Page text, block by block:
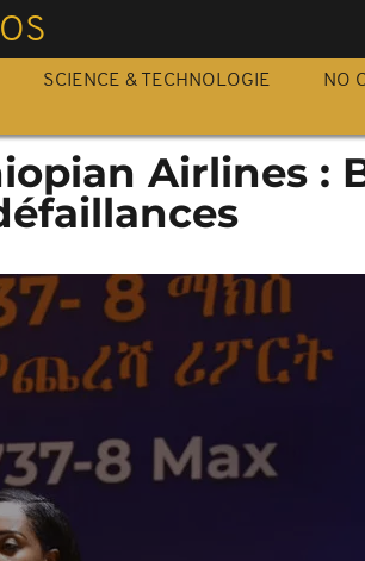
SCIENCE & TECHNOLOGIE NO
Airlines :